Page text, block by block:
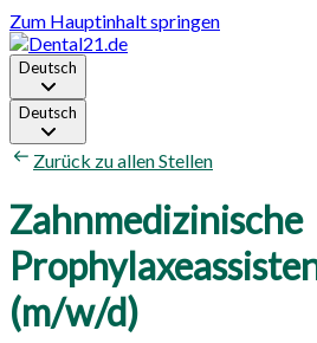
Zum Hauptinhalt springen
Deutsch
Deutsch
Zurück zu allen Stellen
Zahnmedizinische
(m/w/d)